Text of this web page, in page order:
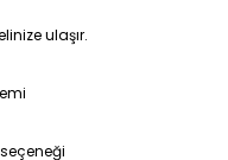
ulaşır.